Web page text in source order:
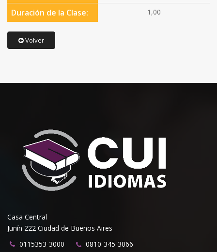
Duración de la Clase: 1,00
Volver
Casa Central
Junín 222 Ciudad de Buenos Aires
0115353-3000
0810-345-3066